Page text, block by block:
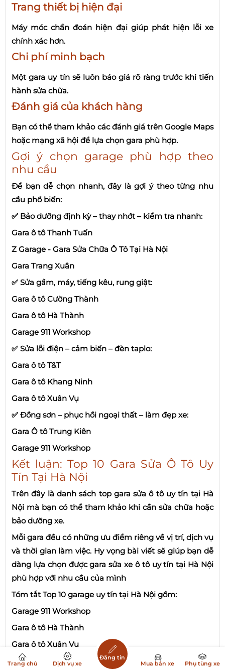
Trang thiết bị hiện đại
Máy móc chẩn đoán hiện đại giúp phát hiện lỗi xe
chính xác hơn.
Chi phí minh bạch
Một gara uy tín sẽ luôn báo giá rõ ràng trước khi tiến
hành sửa chữa.
Đánh giá của khách hàng
Bạn có thể tham khảo các đánh giá trên Google Maps
hoặc mạng xã hội để lựa chọn gara phù hợp.
Gợi ý chọn garage phù hợp theo
nhu cầu
Để bạn dễ chọn nhanh, đây là gợi ý theo từng nhu
cầu phổ biến:
✅ Bảo dưỡng định kỳ – thay nhớt – kiểm tra nhanh:
Gara ô tô Thanh Tuấn
Z Garage - Gara Sửa Chữa Ô Tô Tại Hà Nội
Gara Trang Xuân
✅ Sửa gầm, máy, tiếng kêu, rung giật:
Gara ô tô Cường Thành
Gara ô tô Hà Thành
Garage 911 Workshop
✅ Sửa lỗi điện – cảm biến – đèn taplo:
Gara ô tô T&T
Gara ô tô Khang Ninh
Gara ô tô Xuân Vụ
✅ Đồng sơn – phục hồi ngoại thất – làm đẹp xe:
Gara Ô tô Trung Kiên
Garage 911 Workshop
Kết luận: Top 10 Gara Sửa Ô Tô Uy
Tín Tại Hà Nội
Trên đây là danh sách top gara sửa ô tô uy tín tại Hà
Nội mà bạn có thể tham khảo khi cần sửa chữa hoặc
bảo dưỡng xe.
Mỗi gara đều có những ưu điểm riêng về vị trí, dịch vụ
và thời gian làm việc. Hy vọng bài viết sẽ giúp bạn dễ
dàng lựa chọn được gara sửa xe ô tô uy tín tại Hà Nội
phù hợp với nhu cầu của mình
Tóm tắt Top 10 garage uy tín tại Hà Nội gồm:
Garage 911 Workshop
Gara ô tô Hà Thành
Gara ô tô Xuân Vụ
Gara Ô tô Trung Kiên
Trang chủ Dịch vụ xe
Đăng tin
Mua bán xe
Phụ tùng xe